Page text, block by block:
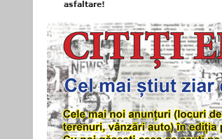
asfaltare!